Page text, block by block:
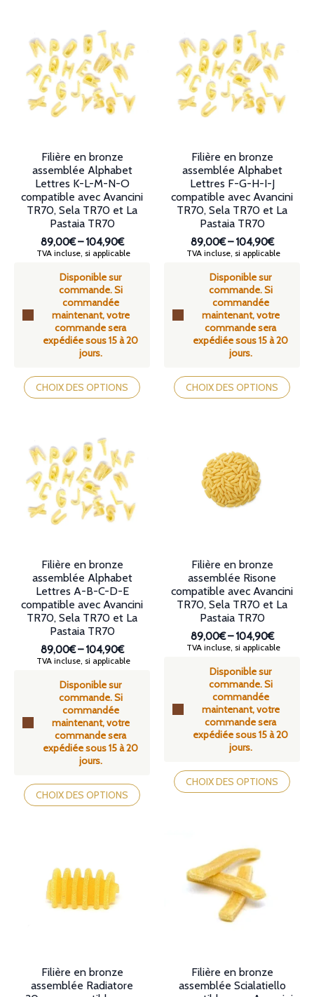
peuvent
être
choisies
sur
la
page
options
peuvent
être
choisies
sur
la
produit
Disponible sur
commande. Si
commandée
maintenant, votre
commande sera
expédiée sous 15 à 20
jours.
Filière en bronze
assemblée Alphabet
Lettres K-L-M-N-O
compatible avec Avancini
TR70, Sela TR70 et La
Pastaia TR70
89,00€–104,90€
Plage
prix :
89,00€
à
104,90€
TVA incluse, si applicable
CHOIX DES OPTIONS
Ce
produit
a
options
peuvent
être
choisies
sur
la
produit
Disponible sur
commande. Si
commandée
maintenant, votre
commande sera
expédiée sous 15 à 20
jours.
Filière en bronze
assemblée Alphabet
Lettres F-G-H-I-J
compatible avec Avancini
TR70, Sela TR70 et La
Pastaia TR70
89,00€–104,90€
Plage
prix :
89,00€
à
104,90€
TVA incluse, si applicable
CHOIX DES OPTIONS
Ce
produit
a
peuvent
choisies
produit
Disponible sur
commande. Si
commandée
maintenant, votre
commande sera
expédiée sous 15 à 20
jours.
Filière en bronze
assemblée Alphabet
Lettres A-B-C-D-E
compatible avec Avancini
TR70, Sela TR70 et La
Pastaia TR70
89,00€–104,90€
Plage
prix :
89,00€
à
104,90€
TVA incluse, si applicable
CHOIX DES OPTIONS
Ce
produit
a
peuvent
choisies
produit
Disponible sur
commande. Si
commandée
maintenant, votre
commande sera
expédiée sous 15 à 20
jours.
Filière en bronze
assemblée Risone
compatible avec Avancini
TR70, Sela TR70 et La
Pastaia TR70
89,00€–104,90€
Plage
prix :
89,00€
à
104,90€
TVA incluse, si applicable
CHOIX DES OPTIONS
Ce
produit
a
peuvent
être
choisies
Filière en bronze
assemblée Radiatore
Filière en bronze
assemblée Scialatiello